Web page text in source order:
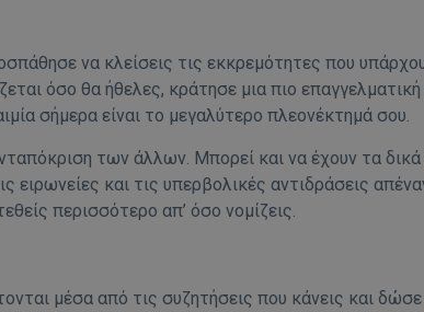
να κλείσεις τις εκκρεμότητες που
όσο θα ήθελες, κράτησε μια πιο
σήμερα είναι το μεγαλύτερο πλεονέκτημά σου.
των άλλων. Μπορεί και να έχουν τα δικά
ειρωνείες και τις υπερβολικές αντιδράσεις
περισσότερο απ’ όσο νομίζεις.
μέσα από τις συζητήσεις που κάνεις και